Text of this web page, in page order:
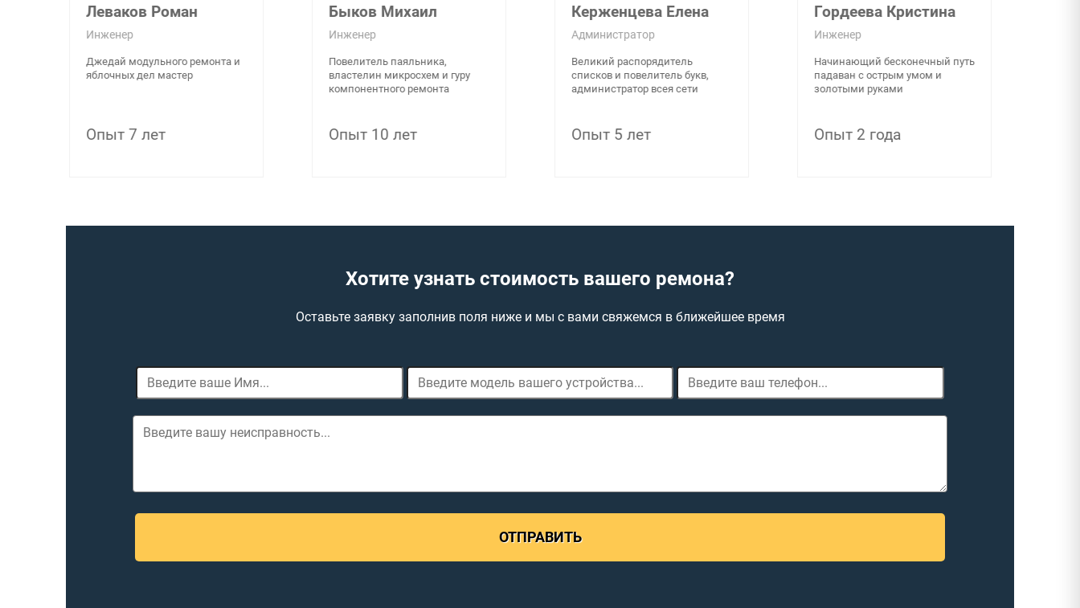
Леваков Роман
Инженер
Джедай модульного ремонта и
яблочных дел мастер
Опыт 7 лет
Быков Михаил
Инженер
Повелитель паяльника,
властелин микросхем и гуру
компонентного ремонта
Опыт 10 лет
Керженцева Елена
Администратор
Великий распорядитель
списков и повелитель букв,
администратор всея сети
Опыт 5 лет
Гордеева Кристина
Инженер
Начинающий бесконечный путь
падаван с острым умом и
золотыми руками
Опыт 2 года
Хотите узнать стоимость вашего ремона?
Оставьте заявку заполнив поля ниже и мы с вами свяжемся в ближейшее время
ОТПРАВИТЬ